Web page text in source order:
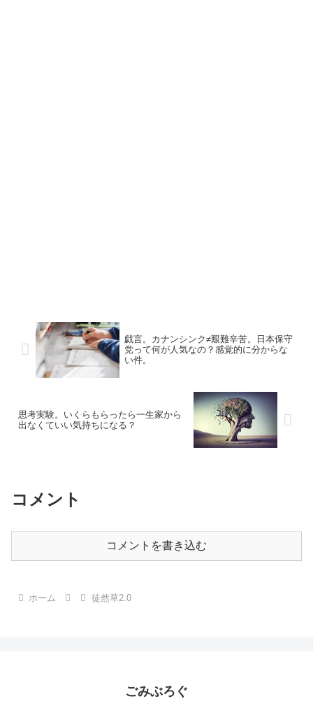
戯言。カナンシンク≠艱難辛苦。日本保守
党って何が人気なの？感覚的に分からな
い件。
思考実験。いくらもらったら一生家から
出なくていい気持ちになる？
コメント
コメントを書き込む
ホーム 徒然草2.0
ごみぶろぐ